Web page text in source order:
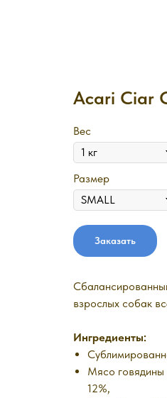
Acari Ciar
Вес
Размер
Заказать
взрослых собак
Ингредиенты:
Мясо говядины
12%,